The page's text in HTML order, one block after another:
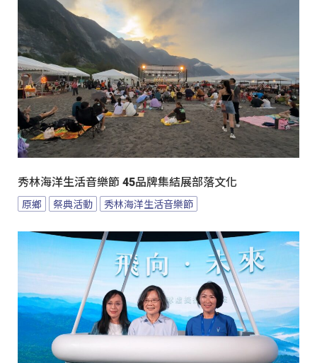
秀林海洋生活音樂節 45品牌集結展部落文化
原鄉 祭典活動 秀林海洋生活音樂節